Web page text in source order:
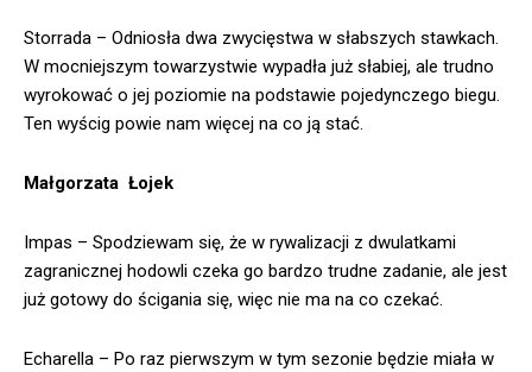
Storrada – Odniosła dwa zwycięstwa w słabszych stawkach.
W mocniejszym towarzystwie wypadła już słabiej, ale trudno
wyrokować o jej poziomie na podstawie pojedynczego biegu.
Ten wyścig powie nam więcej na co ją stać.
Małgorzata Łojek
Impas – Spodziewam się, że w rywalizacji z dwulatkami
zagranicznej hodowli czeka go bardzo trudne zadanie, ale jest
już gotowy do ścigania się, więc nie ma na co czekać.
Echarella – Po raz pierwszym w tym sezonie będzie miała w